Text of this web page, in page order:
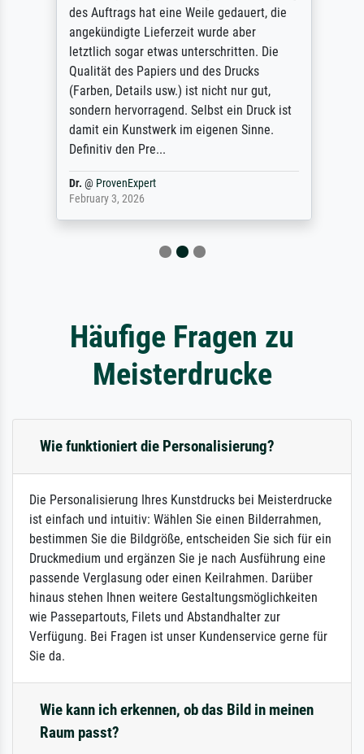
des Auftrags hat eine Weile gedauert, die
angekündigte Lieferzeit wurde aber
letztlich sogar etwas unterschritten. Die
Qualität des Papiers und des Drucks
(Farben, Details usw.) ist nicht nur gut,
sondern hervorragend. Selbst ein Druck ist
damit ein Kunstwerk im eigenen Sinne.
Definitiv den Pre...
Dr.@ ProvenExpert
February 3, 2026
Häufige Fragen zu
Meisterdrucke
Wie funktioniert die Personalisierung?
Die Personalisierung Ihres Kunstdrucks bei Meisterdrucke
ist einfach und intuitiv: Wählen Sie einen Bilderrahmen,
bestimmen Sie die Bildgröße, entscheiden Sie sich für ein
Druckmedium und ergänzen Sie je nach Ausführung eine
passende Verglasung oder einen Keilrahmen. Darüber
hinaus stehen Ihnen weitere Gestaltungsmöglichkeiten
wie Passepartouts, Filets und Abstandhalter zur
Verfügung. Bei Fragen ist unser Kundenservice gerne für
Sie da.
Wie kann ich erkennen, ob das Bild in meinen
Raum passt?